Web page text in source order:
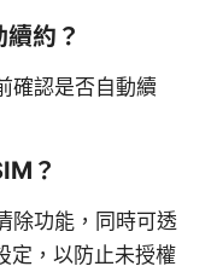
約？
確認是否自動續
？
除功能，同時可透
定，以防止未授權